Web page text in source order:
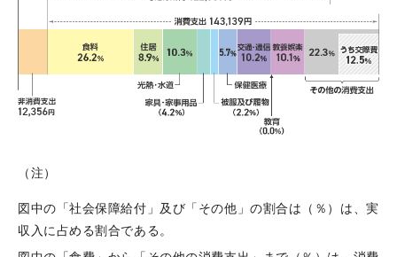
（注）
図中の「社会保障給付」及び「その他」の割合は（％）は、実
収入に占める割合である。